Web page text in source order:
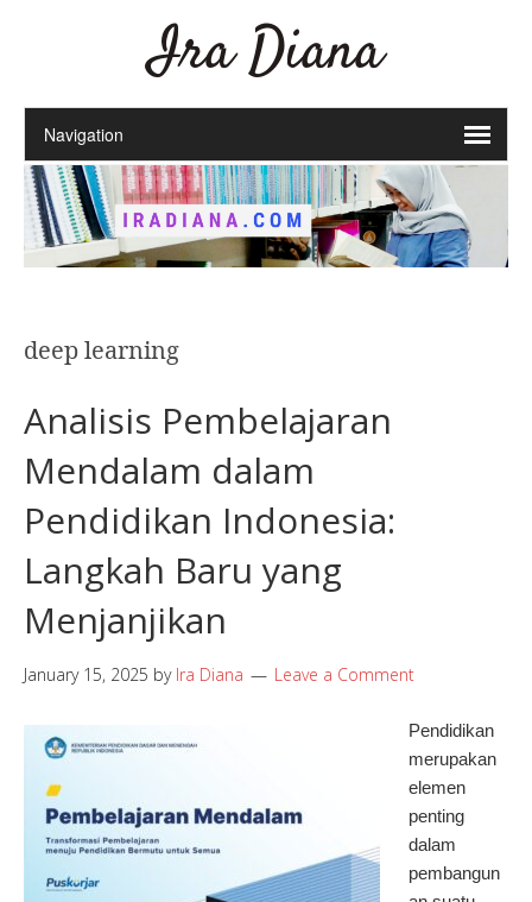
Ira Diana
deep learning
Analisis Pembelajaran
Mendalam dalam
Pendidikan Indonesia:
Langkah Baru yang
Menjanjikan
January 15, 2025 by Ira Diana Leave a Comment
Pendidikan
merupakan
elemen
penting
dalam
pembangun